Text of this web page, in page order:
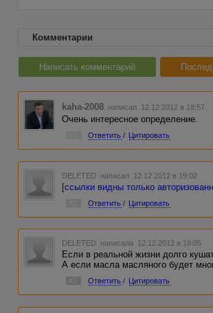
Комментарии
Написать комментарий
kaha-2008 написал 12.12.2012 в 18:57
Очень интересное определение.
Ответить / Цитировать
DELETED написал 12.12.2012 в 19:02
[ссылки видны только
Ответить / Цитировать
DELETED написала 12.12.2012 в 19:05
Если в реальной жизни долго
А если масла масляного будет
#3 Ответить / Цитировать